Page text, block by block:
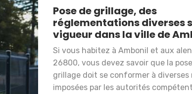
Pose de grillage, des
réglementations diverses
vigueur dans la ville de
Si vous habitez à Ambonil et aux
26800, vous devez savoir que la
grillage doit se conformer à diverses
imposées par les autorités